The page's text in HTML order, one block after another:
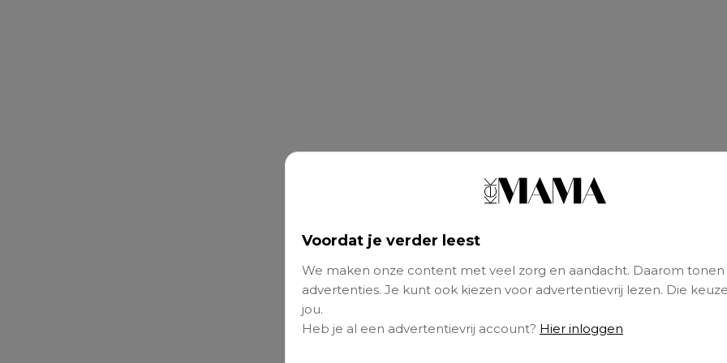
Voordat je verder leest
We maken onze content met veel zorg en aandacht. Daarom tonen
advertenties. Je kunt ook kiezen voor advertentievrij lezen. Die
jou.
Heb je al een advertentievrij account? Hier inloggen